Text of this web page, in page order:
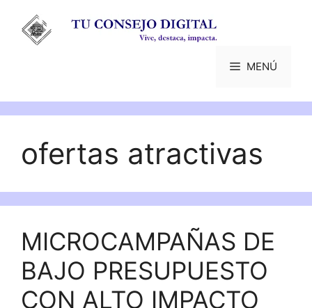
contenido
MENÚ
ofertas atractivas
MICROCAMPAÑAS DE
BAJO PRESUPUESTO
CON ALTO IMPACTO